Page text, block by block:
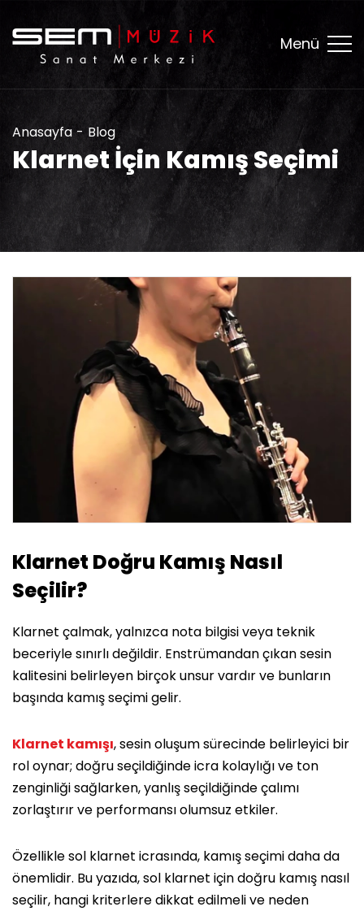
Menü
Anasayfa Blog
Klarnet İçin Kamış Seçimi
Klarnet Doğru Kamış Nasıl
Seçilir?
Klarnet çalmak, yalnızca nota bilgisi veya teknik
beceriyle sınırlı değildir. Enstrümandan çıkan sesin
kalitesini belirleyen birçok unsur vardır ve bunların
başında kamış seçimi gelir.
Klarnet kamışı, sesin oluşum sürecinde belirleyici bir
rol oynar; doğru seçildiğinde icra kolaylığı ve ton
zenginliği sağlarken, yanlış seçildiğinde çalımı
zorlaştırır ve performansı olumsuz etkiler.
Özellikle sol klarnet icrasında, kamış seçimi daha da
önemlidir. Bu yazıda, sol klarnet için doğru kamış nasıl
seçilir, hangi kriterlere dikkat edilmeli ve neden